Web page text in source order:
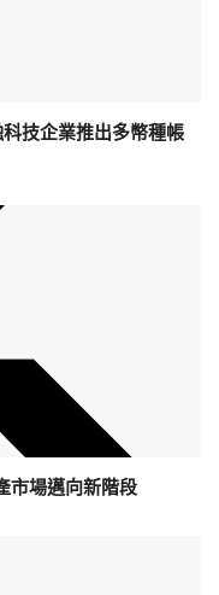
技企業推出多幣種帳
市場邁向新階段